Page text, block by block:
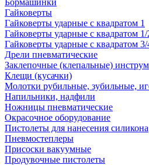
Бормашинки
Гайковерты
Гайковерты ударные с квадратом 1
Гайковерты ударные с квадратом 1/
Гайковерты ударные с квадратом 3/
Дрели пневматические
Заклепочные (клепальные)
Клещи (кусачки)
Молотки рубильные, зубильные,
Напильники, надфили
Ножницы пневматические
Окрасочное оборудование
Пистолеты для нанесения силикона
Пневмостеплеры
Присоски вакуумные
Продувочные пистолеты